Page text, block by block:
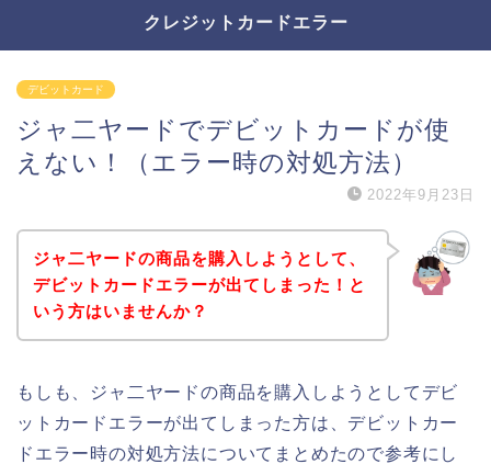
クレジットカードエラー
デビットカード
ジャ二ヤードでデビットカードが使
えない！（エラー時の対処方法）
2022年9月23日
ジャ二ヤードの商品を購入しようとして、
デビットカードエラーが出てしまった！と
いう方はいませんか？
もしも、ジャ二ヤードの商品を購入しようとしてデビ
ットカードエラーが出てしまった方は、デビットカー
ドエラー時の対処方法についてまとめたので参考にし